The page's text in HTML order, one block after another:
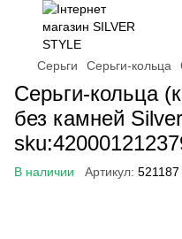
Серьги Серьги-кольца
Серьги-кольца
без камней
В наличии Артикул: 521187